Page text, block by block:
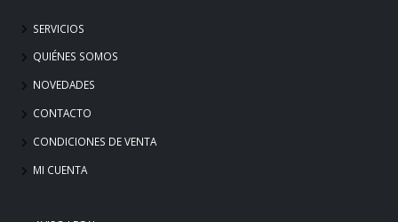
SERVICIOS
QUIÉNES SOMOS
NOVEDADES
CONTACTO
CONDICIONES DE VENTA
MI CUENTA